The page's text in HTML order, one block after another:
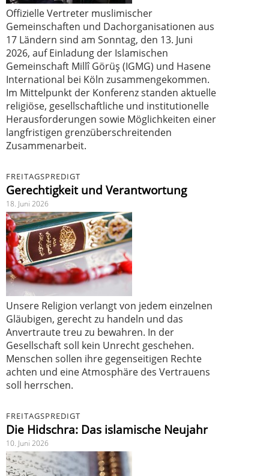
Offizielle Vertreter muslimischer
Gemeinschaften und Dachorganisationen aus
17 Ländern sind am Sonntag, den 13. Juni
2026, auf Einladung der Islamischen
Gemeinschaft Millî Görüş (IGMG) und Hasene
International bei Köln zusammengekommen.
Im Mittelpunkt der Konferenz standen aktuelle
religiöse, gesellschaftliche und institutionelle
Herausforderungen sowie Möglichkeiten einer
langfristigen grenzüberschreitenden
Zusammenarbeit.
FREITAGSPREDIGT
Gerechtigkeit und Verantwortung
18. Juni 2026
Unsere Religion verlangt von jedem einzelnen
Gläubigen, gerecht zu handeln und das
Anvertraute treu zu bewahren. In der
Gesellschaft soll kein Unrecht geschehen.
Menschen sollen ihre gegenseitigen Rechte
achten und eine Atmosphäre des Vertrauens
soll herrschen.
FREITAGSPREDIGT
Die Hidschra: Das islamische Neujahr
10. Juni 2026